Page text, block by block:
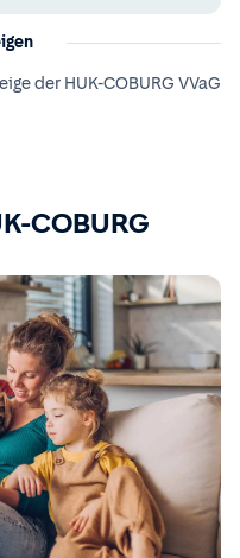
der HUK-COBURG VVaG
COBURG